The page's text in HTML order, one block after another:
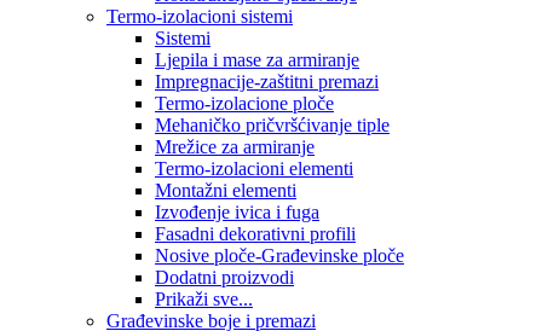
Termo-izolacioni sistemi
Sistemi
Ljepila i mase za armiranje
Impregnacije-zaštitni premazi
Termo-izolacione ploče
Mehaničko pričvršćivanje tiple
Mrežice za armiranje
Termo-izolacioni elementi
Montažni elementi
Izvođenje ivica i fuga
Fasadni dekorativni profili
Nosive ploče-Građevinske ploče
Dodatni proizvodi
Prikaži sve...
Građevinske boje i premazi